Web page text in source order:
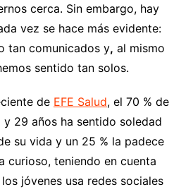
cerca. Sin embargo, hay
vez se hace más evidente:
tan comunicados y, al mismo
sentido tan solos.
de EFE Salud, el 70 % de
y 29 años ha sentido soledad
su vida y un 25 % la padece
curioso, teniendo en cuenta
jóvenes usa redes sociales